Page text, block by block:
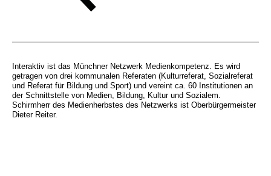
Interaktiv ist das Münchner Netzwerk Medienkompetenz. Es wird
getragen von drei kommunalen Referaten (Kulturreferat, Sozialreferat
und Referat für Bildung und Sport) und vereint ca. 60 Institutionen an
der Schnittstelle von Medien, Bildung, Kultur und Sozialem.
Schirmherr des Medienherbstes des Netzwerks ist Oberbürgermeister
Dieter Reiter.